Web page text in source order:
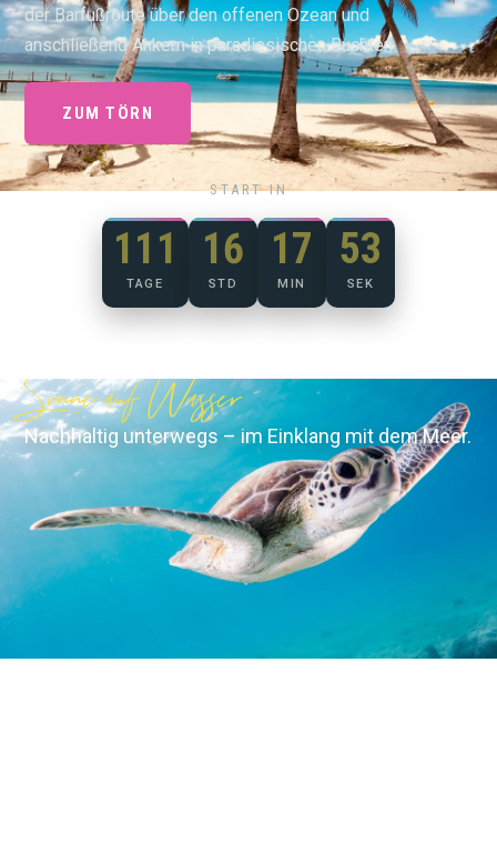
der Barfußroute über den offenen Ozean und
anschließend Ankern in paradiesischen Buchten
ZUM TÖRN
START IN
111
TAGE
16
STD
17
MIN
52
SEK
Sonne auf Wasser
Nachhaltig unterwegs – im Einklang mit dem Meer.